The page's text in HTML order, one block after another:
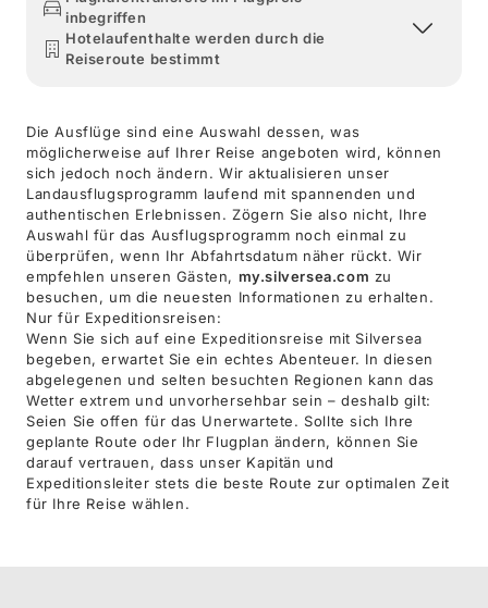
inbegriffen
Hotelaufenthalte werden durch die
Reiseroute bestimmt
Die Ausflüge sind eine Auswahl dessen, was
möglicherweise auf Ihrer Reise angeboten wird, können
sich jedoch noch ändern. Wir aktualisieren unser
Landausflugsprogramm laufend mit spannenden und
authentischen Erlebnissen. Zögern Sie also nicht, Ihre
Auswahl für das Ausflugsprogramm noch einmal zu
überprüfen, wenn Ihr Abfahrtsdatum näher rückt. Wir
empfehlen unseren Gästen, my.silversea.com zu
besuchen, um die neuesten Informationen zu erhalten.
Nur für Expeditionsreisen:
Wenn Sie sich auf eine Expeditionsreise mit Silversea
begeben, erwartet Sie ein echtes Abenteuer. In diesen
abgelegenen und selten besuchten Regionen kann das
Wetter extrem und unvorhersehbar sein – deshalb gilt:
Seien Sie offen für das Unerwartete. Sollte sich Ihre
geplante Route oder Ihr Flugplan ändern, können Sie
darauf vertrauen, dass unser Kapitän und
Expeditionsleiter stets die beste Route zur optimalen Zeit
für Ihre Reise wählen.